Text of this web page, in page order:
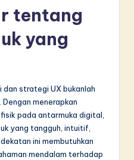
tentang
yang
dan strategi UX bukanlah
menerapkan
pada antarmuka digital,
yang tangguh, intuitif,
ini membutuhkan
mendalam terhadap